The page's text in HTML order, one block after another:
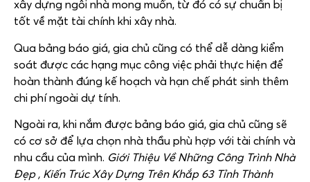
xây dựng ngôi nhà mong muốn, từ đó có sự chuẩn bị
tốt về mặt tài chính khi xây nhà.
Qua bảng báo giá, gia chủ cũng có thể dễ dàng kiểm
soát được các hạng mục công việc phải thực hiện để
hoàn thành đúng kế hoạch và hạn chế phát sinh thêm
chi phí ngoài dự tính.
Ngoài ra, khi nắm được bảng báo giá, gia chủ cũng sẽ
có cơ sở để lựa chọn nhà thầu phù hợp với tài chính và
nhu cầu của mình. Giới Thiệu Về Những Công Trình Nhà
Đẹp , Kiến Trúc Xây Dựng Trên Khắp 63 Tỉnh Thành